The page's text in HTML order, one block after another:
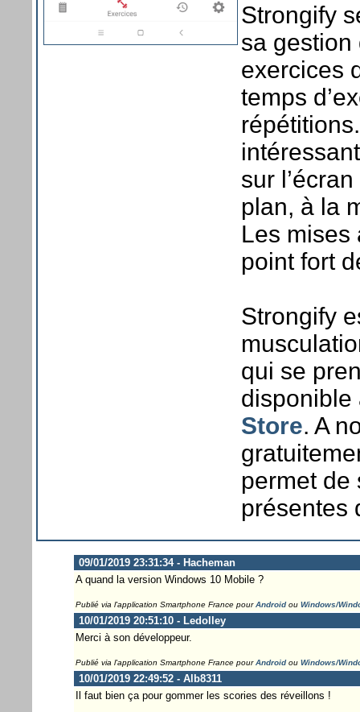
Strongify
sa gestion
exercices
temps
sur
plan, à la
Les mises
point fort
Strongify
qui se
Store. A
permet de
présentes
09/01/2019 23:31:34 - Hacheman
A quand la version Windows 10 Mobile ?
Publié via l'application Smartphone France pourAndroidou Windows/
10/01/2019 20:51:10 - Ledolley
Merci à son développeur.
Publié via l'application Smartphone France pourAndroidou Windows/
10/01/2019 22:49:52 - Alb8311
Il faut bien ça pour gommer les scories des réveillons !